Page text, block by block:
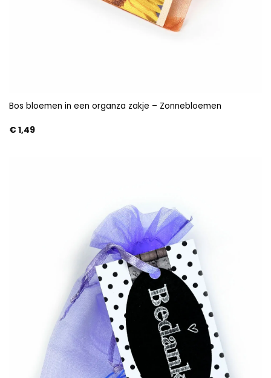
Bos bloemen in een organza zakje – Zonnebloemen
€1,49